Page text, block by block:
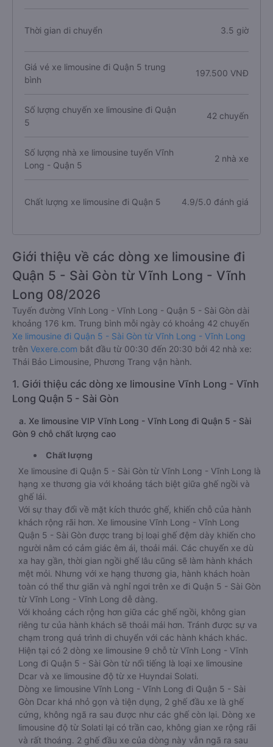
Thời gian di chuyển 3.5 giờ
Giá vé xe limousine đi Quận 5 trung
bình
197.500 VNĐ
Số lượng chuyến xe limousine đi Quận
5
42 chuyến
Số lượng nhà xe limousine tuyến Vĩnh
Long - Quận 5
2 nhà xe
Chất lượng xe limousine đi Quận 5 4.9/5.0 đánh giá
Giới thiệu về các dòng xe limousine đi
Quận 5 - Sài Gòn từ Vĩnh Long - Vĩnh
Long 08/2026
Tuyến đường Vĩnh Long - Vĩnh Long - Quận 5 - Sài Gòn dài
khoảng 176 km. Trung bình mỗi ngày có khoảng 42 chuyến
Xe limousine đi Quận 5 - Sài Gòn từ Vĩnh Long - Vĩnh Long
trên Vexere.com bắt đầu từ 00:30 đến 20:30 bởi 42 nhà xe:
Thái Bảo Limousine, Phương Trang vận hành.
1. Giới thiệu các dòng xe limousine Vĩnh Long - Vĩnh
Long Quận 5 - Sài Gòn
a. Xe limousine VIP Vĩnh Long - Vĩnh Long đi Quận 5 - Sài
Gòn 9 chỗ chất lượng cao
Chất lượng
Xe limousine đi Quận 5 - Sài Gòn từ Vĩnh Long - Vĩnh Long là
hạng xe thương gia với khoảng tách biệt giữa ghế ngồi và
ghế lái.
Với sự thay đổi về mặt kích thước ghế, khiến chỗ của hành
khách rộng rãi hơn. Xe limousine Vĩnh Long - Vĩnh Long
Quận 5 - Sài Gòn được trang bị loại ghế đệm dày khiến cho
người nằm có cảm giác êm ái, thoải mái. Các chuyến xe dù
xa hay gần, thời gian ngồi ghế lâu cũng sẽ làm hành khách
mệt mỏi. Nhưng với xe hạng thương gia, hành khách hoàn
toàn có thể thư giãn và nghỉ ngơi trên xe đi Quận 5 - Sài Gòn
từ Vĩnh Long - Vĩnh Long dễ dàng.
Với khoảng cách rộng hơn giữa các ghế ngồi, không gian
riêng tư của hành khách sẽ thoải mái hơn. Tránh được sự va
chạm trong quá trình di chuyển với các hành khách khác.
Hiện tại có 2 dòng xe limousine 9 chỗ từ Vĩnh Long - Vĩnh
Long đi Quận 5 - Sài Gòn từ nổi tiếng là loại xe limousine
Dcar và xe limousine độ từ xe Huyndai Solati.
Dòng xe limousine Vĩnh Long - Vĩnh Long đi Quận 5 - Sài
Gòn Dcar khá nhỏ gọn và tiện dụng, 2 ghế đầu xe là ghế
cứng, không ngã ra sau được như các ghế còn lại. Dòng xe
limousine độ từ Solati lại có trần cao, không gian xe rộng rãi
và rất thoáng. 2 ghế đầu xe của dòng này vẫn ngã ra sau